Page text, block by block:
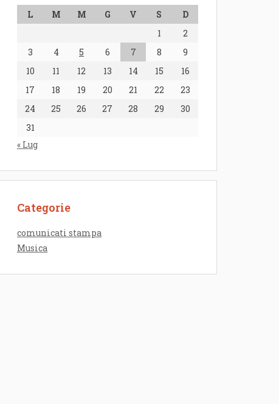
L M M G V S
D
1
2
3
4 5 6 7 8
9
10
11 12 13 14 15
16
17
18 19 20 21 22
23
24
25 26 27 28 29
30
31
« Lug
Categorie
comunicati stampa
Musica